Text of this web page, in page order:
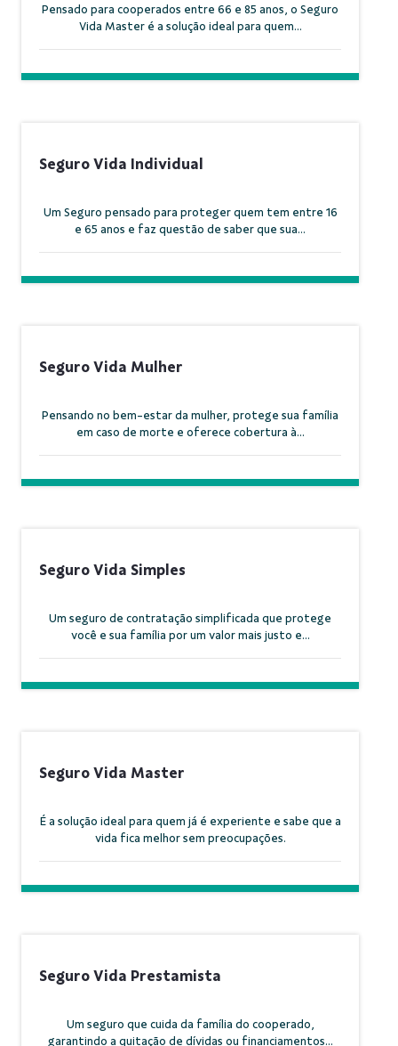
Pensado para cooperados entre 66 e 85 anos, o Seguro
Vida Master é a solução ideal para quem...
Seguro Vida Individual
Um Seguro pensado para proteger quem tem entre 16
e 65 anos e faz questão de saber que sua...
Seguro Vida Mulher
Pensando no bem-estar da mulher, protege sua família
em caso de morte e oferece cobertura à...
Seguro Vida Simples
Um seguro de contratação simplificada que protege
você e sua família por um valor mais justo e...
Seguro Vida Master
É a solução ideal para quem já é experiente e sabe que a
vida fica melhor sem preocupações.
Seguro Vida Prestamista
Um seguro que cuida da família do cooperado,
garantindo a quitação de dívidas ou financiamentos...